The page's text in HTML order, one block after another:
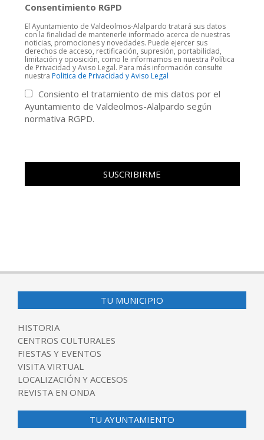
Consentimiento RGPD
El Ayuntamiento de Valdeolmos-Alalpardo tratará sus datos
con la finalidad de mantenerle informado acerca de nuestras
noticias, promociones y novedades. Puede ejercer sus
derechos de acceso, rectificación, supresión, portabilidad,
limitación y oposición, como le informamos en nuestra Política
de Privacidad y Aviso Legal. Para más información consulte
nuestra Politica de Privacidad y Aviso Legal
Consiento el tratamiento de mis datos por el
Ayuntamiento de Valdeolmos-Alalpardo según
normativa RGPD.
TU MUNICIPIO
HISTORIA
CENTROS CULTURALES
FIESTAS Y EVENTOS
VISITA VIRTUAL
LOCALIZACIÓN Y ACCESOS
REVISTA EN ONDA
TU AYUNTAMIENTO